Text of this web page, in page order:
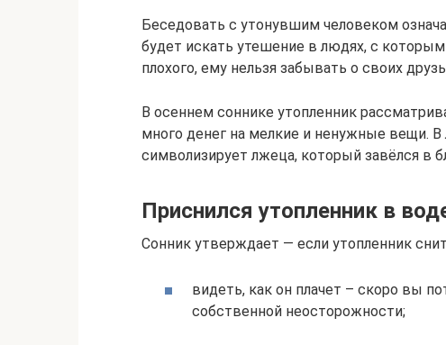
Беседовать с утонувшим человеком
будет искать утешение в людях, с
плохого, ему нельзя забывать о своих
В осеннем соннике утопленник
много денег на мелкие и ненужные вещи. В
символизирует лжеца, который завёлся в
Приснился утопленник в
Сонник утверждает — если утопленник
видеть, как он плачет – скоро вы
собственной неосторожности;